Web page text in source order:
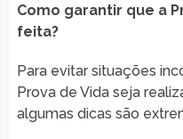
Como garantir que a
feita?
Para evitar situações
Prova de Vida seja
algumas dicas são